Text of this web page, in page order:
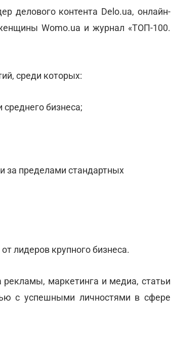
делового контента Delo.ua, онлайн-
Womo.ua и журнал «ТОП-100.
среди которых:
бизнеса;
за пределами стандартных
лидеров крупного бизнеса.
маркетинга и медиа, статьи
с успешными личностями в сфере